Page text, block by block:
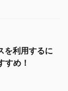
を利用するに
め！